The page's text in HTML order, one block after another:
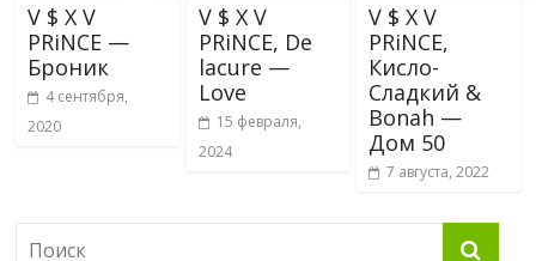
V $ X V
PRiNCE —
Броник
4 сентября,
2020
V $ X V
PRiNCE, De
lacure —
Love
15 февраля,
2024
V $ X V
PRiNCE,
Кисло-
Сладкий &
Bonah —
Дом 50
7 августа, 2022